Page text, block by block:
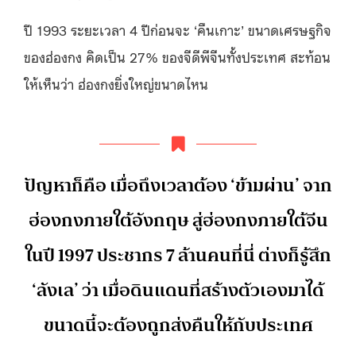
ปี 1993 ระยะเวลา 4 ปีก่อนจะ ‘คืนเกาะ’ ขนาดเศรษฐกิจ
ของฮ่องกง คิดเป็น 27% ของจีดีพีจีนทั้งประเทศ สะท้อน
ให้เห็นว่า ฮ่องกงยิ่งใหญ่ขนาดไหน
ปัญหาก็คือ เมื่อถึงเวลาต้อง ‘ข้ามผ่าน’ จาก
ฮ่องกงภายใต้อังกฤษ สู่ฮ่องกงภายใต้จีน
ในปี 1997 ประชากร 7 ล้านคนที่นี่ ต่างก็รู้สึก
‘ลังเล’ ว่า เมื่อดินแดนที่สร้างตัวเองมาได้
ขนาดนี้จะต้องถูกส่งคืนให้กับประเทศ